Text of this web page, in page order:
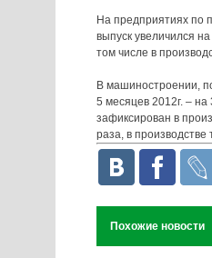
На предприятиях по
выпуск увеличился
том числе в
В машиностроении,
5 месяцев 2012г. –
зафиксирован в
раза, в
Похожие новости